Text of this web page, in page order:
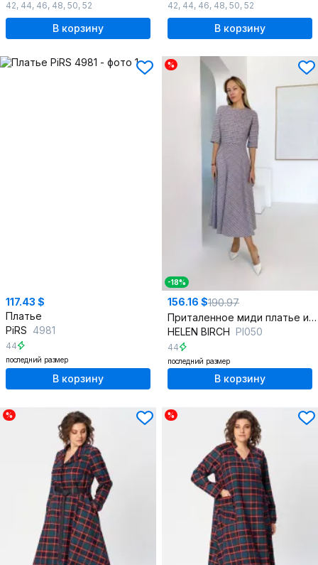
42, 44, 46, 48, 50, 52
В корзину
42, 44, 46, 48, 50, 52
В корзину
117.43 $
Платье
PiRS 4981
44
последний размер
В корзину
%
-18%
156.16 $190.97
Приталенное миди платье из шерсти с рельефами и расклешением
HELEN BIRCH Pl050
44
последний размер
В корзину
% %